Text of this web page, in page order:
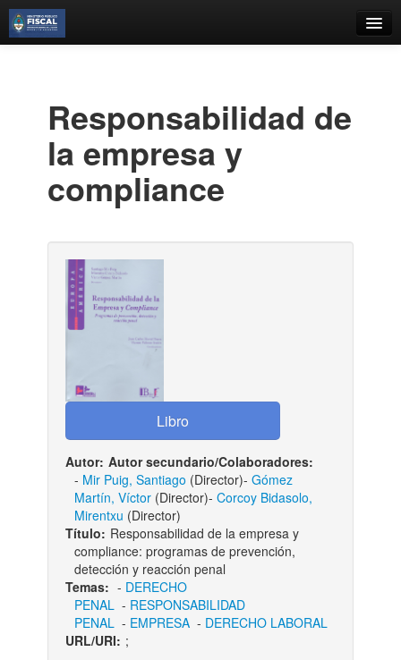
Estantes Virtuales
Iniciar sesión
Responsabilidad de
la empresa y
compliance
Autor: Autor secundario/Colaboradores:
- Mir Puig, Santiago (Director)- Gómez
Martín, Víctor(Director)- Corcoy Bidasolo,
Mirentxu (Director)
Título: Responsabilidad de la empresa y
compliance: programas de prevención,
detección y reacción penal
Temas: - DERECHO
PENAL- RESPONSABILIDAD
PENAL- EMPRESA- DERECHO LABORAL
URL/URI: ;